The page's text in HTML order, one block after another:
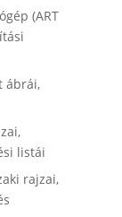
(ART
ábrái,
listái
rajzai,